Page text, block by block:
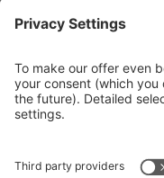
Imprint